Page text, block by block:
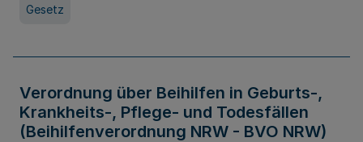
Gesetz
Verordnung über Beihilfen in Geburts-,
Krankheits-, Pflege- und Todesfällen
(Beihilfenverordnung NRW - BVO NRW)